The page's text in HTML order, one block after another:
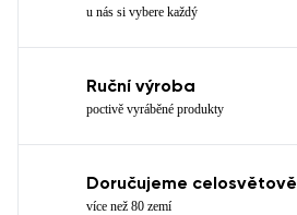
u nás si vybere každý
Ruční výroba
poctivě vyráběné produkty
Doručujeme celosvětově
více než 80 zemí